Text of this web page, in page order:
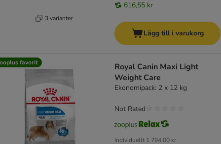
3 varianter
616,55 kr
Lägg till i varukorg
favorit
Royal Canin Maxi Light
Weight Care
Ekonomipack: 2 x 12 kg
Individuellt 1 794,00 kr
Not Rated